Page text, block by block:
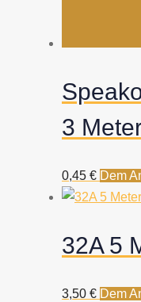
3
0,45 € Dem
32A 5
3,50 € Dem